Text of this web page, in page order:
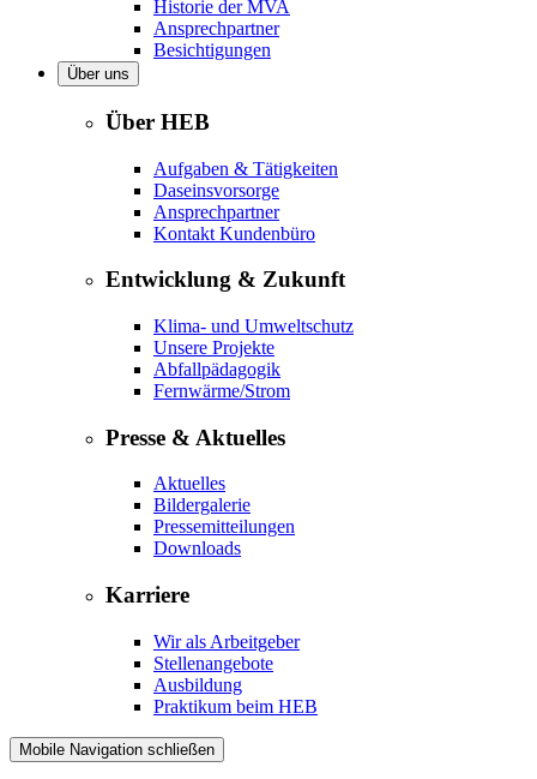
Historie der MVA
Ansprechpartner
Besichtigungen
Über uns
Über HEB
Aufgaben & Tätigkeiten
Daseinsvorsorge
Ansprechpartner
Kontakt Kundenbüro
Entwicklung & Zukunft
Klima- und Umweltschutz
Unsere Projekte
Abfallpädagogik
Fernwärme/Strom
Presse & Aktuelles
Aktuelles
Bildergalerie
Pressemitteilungen
Downloads
Karriere
Wir als Arbeitgeber
Stellenangebote
Ausbildung
Praktikum beim HEB
Mobile Navigation schließen